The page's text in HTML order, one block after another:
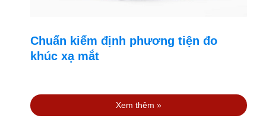
Chuẩn kiểm định phương tiện đo
khúc xạ mắt
Xem thêm »